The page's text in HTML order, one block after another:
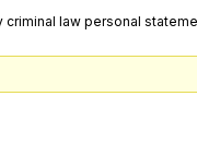
criminal law personal